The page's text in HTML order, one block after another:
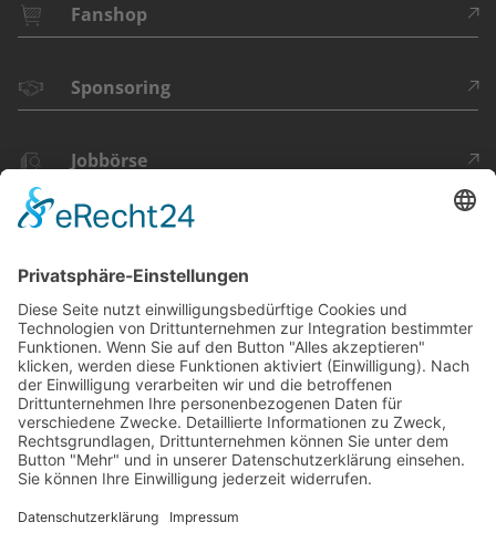
Fanshop
Sponsoring
Jobbörse
DU FINDEST
UNS HIER: